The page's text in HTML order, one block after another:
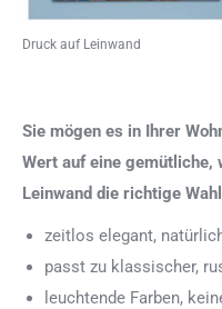
Druck auf Leinwand
Sie mögen es in Ihrer
Wert auf eine gemütliche,
Leinwand die richtige
zeitlos elegant,
passt zu klassischer,
leuchtende Farben,